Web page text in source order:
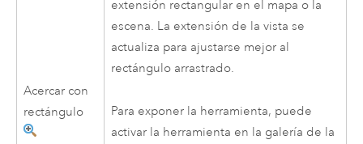
Acercar con
rectángulo
extensión rectangular en el mapa o la
escena. La extensión de la vista se
actualiza para ajustarse mejor al
rectángulo arrastrado.
Para exponer la herramienta, puede
activar la herramienta en la galería de la